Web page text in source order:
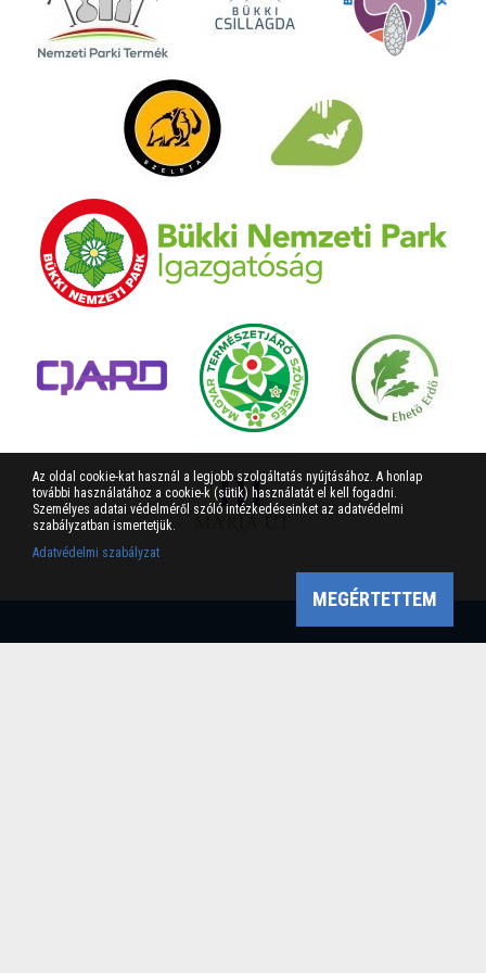
Az oldal cookie-kat használ a legjobb szolgáltatás nyújtásához. A honlap
további használatához a cookie-k (sütik) használatát el kell fogadni.
Személyes adatai védelméről szóló intézkedéseinket az adatvédelmi
szabályzatban ismertetjük.
Adatvédelmi szabályzat
MEGÉRTETTEM